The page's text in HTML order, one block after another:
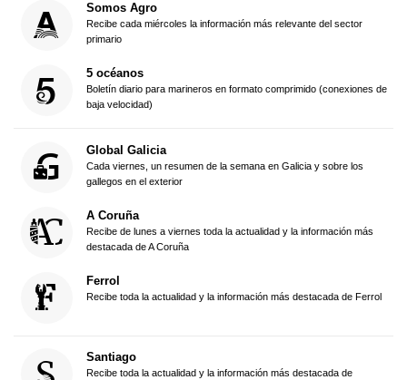
Somos Agro
Recibe cada miércoles la información más relevante del sector
primario
5 océanos
Boletín diario para marineros en formato comprimido (conexiones de
baja velocidad)
Global Galicia
Cada viernes, un resumen de la semana en Galicia y sobre los
gallegos en el exterior
A Coruña
Recibe de lunes a viernes toda la actualidad y la información más
destacada de A Coruña
Ferrol
Recibe toda la actualidad y la información más destacada de Ferrol
Santiago
Recibe toda la actualidad y la información más destacada de